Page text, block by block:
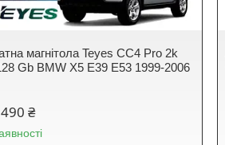
магнітола Teyes CC4 Pro 2k
Gb BMW X5 E39 E53 1999-2006
₴